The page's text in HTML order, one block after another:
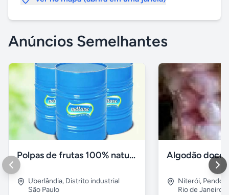
Anúncios Semelhantes
Polpas de frutas 100% natural
Uberlândia, Distrito industrial
São Paulo
Algodão doce
Niterói,
Rio de Janeiro